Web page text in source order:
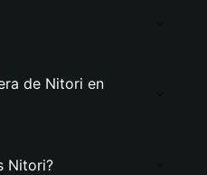
de Nitori en
Nitori?